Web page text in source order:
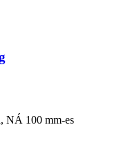
NÁ 100 mm-es